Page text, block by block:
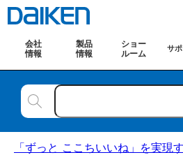
会社
情報
製品
情報
ショー
ルーム
サ
「ずっと ここちいいね」を実